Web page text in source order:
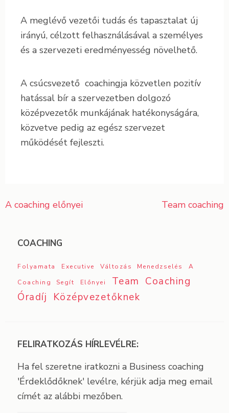
A meglévő vezetői tudás és tapasztalat új
irányú, célzott felhasználásával a személyes
és a szervezeti eredményesség növelhető.
A csúcsvezető coachingja közvetlen pozitív
hatással bír a szervezetben dolgozó
középvezetők munkájának hatékonyságára,
közvetve pedig az egész szervezet
működését fejleszti.
A coaching előnyei Team coaching
COACHING
Folyamata Executive Változás Menedzselés
A
Coaching Segít
Előnyei
Team Coaching
Óradíj
Középvezetőknek
FELIRATKOZÁS HÍRLEVÉLRE:
Ha fel szeretne iratkozni a Business coaching
'Érdeklődőknek' levélre, kérjük adja meg email
címét az alábbi mezőben.